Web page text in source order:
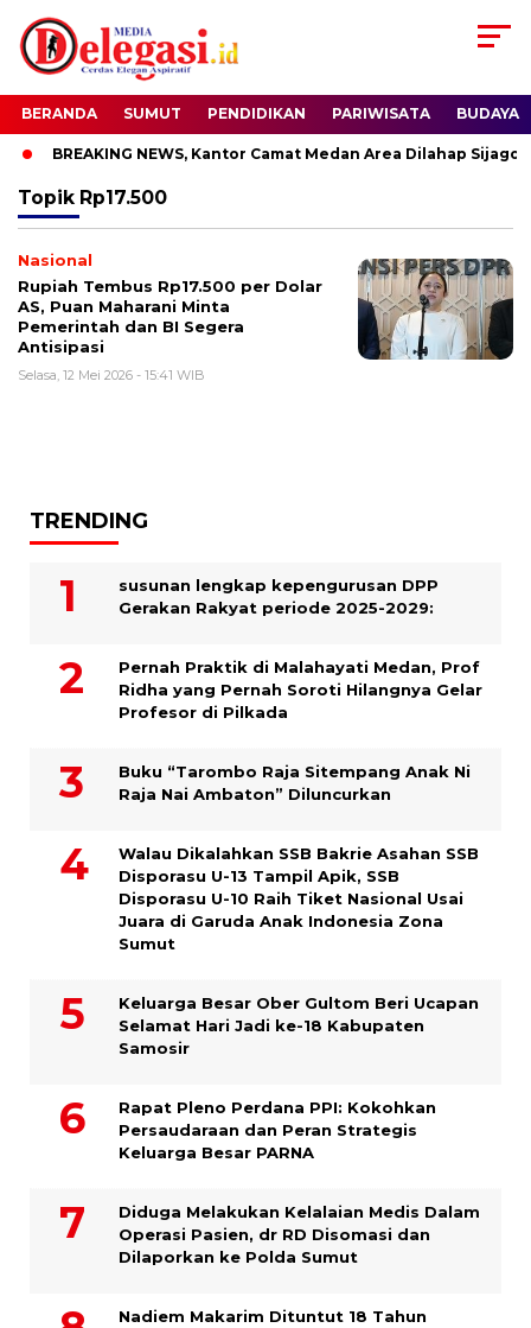
BERANDA SUMUT PENDIDIKAN PARIWISATA BUDAYA
BREAKING NEWS, Kantor Camat Medan Area Dilahap Sijago
Topik Rp17.500
Nasional
Rupiah Tembus Rp17.500 per Dolar
AS, Puan Maharani Minta
Pemerintah dan BI Segera
Antisipasi
Selasa, 12 Mei 2026 - 15:41 WIB
TRENDING
susunan lengkap kepengurusan DPP
Gerakan Rakyat periode 2025-2029:
Pernah Praktik di Malahayati Medan, Prof
Ridha yang Pernah Soroti Hilangnya Gelar
Profesor di Pilkada
Buku “Tarombo Raja Sitempang Anak Ni
Raja Nai Ambaton” Diluncurkan
Walau Dikalahkan SSB Bakrie Asahan SSB
Disporasu U-13 Tampil Apik, SSB
Disporasu U-10 Raih Tiket Nasional Usai
Juara di Garuda Anak Indonesia Zona
Sumut
Keluarga Besar Ober Gultom Beri Ucapan
Selamat Hari Jadi ke-18 Kabupaten
Samosir
Rapat Pleno Perdana PPI: Kokohkan
Persaudaraan dan Peran Strategis
Keluarga Besar PARNA
Diduga Melakukan Kelalaian Medis Dalam
Operasi Pasien, dr RD Disomasi dan
Dilaporkan ke Polda Sumut
​Nadiem Makarim Dituntut 18 Tahun